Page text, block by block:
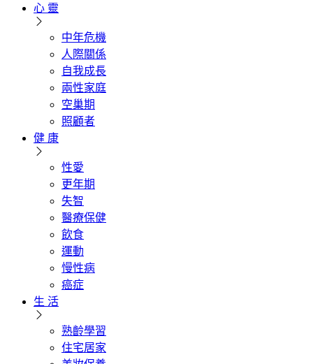
心 靈
中年危機
人際關係
自我成長
兩性家庭
空巢期
照顧者
健 康
性愛
更年期
失智
醫療保健
飲食
運動
慢性病
癌症
生 活
熟齡學習
住宅居家